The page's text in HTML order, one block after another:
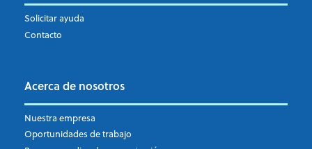
Solicitar ayuda
Contacto
Acerca de nosotros
Nuestra empresa
Oportunidades de trabajo